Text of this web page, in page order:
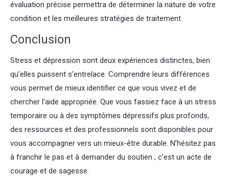
évaluation précise permettra de déterminer la nature de votre
condition et les meilleures stratégies de traitement.
Conclusion
Stress et dépression sont deux expériences distinctes, bien
qu’elles puissent s’entrelace. Comprendre leurs différences
vous permet de mieux identifier ce que vous vivez et de
chercher l’aide appropriée. Que vous fassiez face à un stress
temporaire ou à des symptômes dépressifs plus profonds,
des ressources et des professionnels sont disponibles pour
vous accompagner vers un mieux-être durable. N’hésitez pas
à franchir le pas et à demander du soutien ; c’est un acte de
courage et de sagesse.